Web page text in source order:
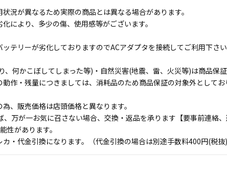
況が異なるため実際の商品とは異なる場合があります。
により、多少の傷、使用感等がございます。
テリーが劣化しておりますのでACアダプタを接続してご利用下さい
何かこぼしてしまった等)・自然災害(地震、雷、火災等)は商品保証
作・残量につきましては、消耗品のため商品保証の対象外として
、販売価格は店頭価格と異なります。
万が一お気に召さない場合、交換・返品を承ります【要事前連絡、
性があります。
・代金引換になります。（代金引換の場合は別途手数料400円(税抜)